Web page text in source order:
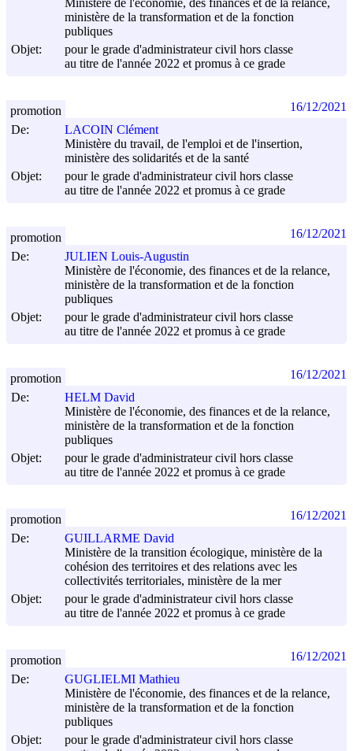
Ministère de l'économie, des finances et de la relance,
ministère de la transformation et de la fonction
publiques
Objet:
pour le grade d'administrateur civil hors classe
au titre de l'année 2022 et promus à ce grade
De:
LACOIN Clément
Ministère du travail, de l'emploi et de l'insertion,
ministère des solidarités et de la santé
Objet:
pour le grade d'administrateur civil hors classe
au titre de l'année 2022 et promus à ce grade
promotion 16/12/2021
De:
JULIEN Louis-Augustin
Ministère de l'économie, des finances et de la relance,
ministère de la transformation et de la fonction
publiques
Objet:
pour le grade d'administrateur civil hors classe
au titre de l'année 2022 et promus à ce grade
promotion 16/12/2021
De:
HELM David
Ministère de l'économie, des finances et de la relance,
ministère de la transformation et de la fonction
publiques
Objet:
pour le grade d'administrateur civil hors classe
au titre de l'année 2022 et promus à ce grade
promotion 16/12/2021
De:
GUILLARME David
Ministère de la transition écologique, ministère de la
cohésion des territoires et des relations avec les
collectivités territoriales, ministère de la mer
Objet:
pour le grade d'administrateur civil hors classe
au titre de l'année 2022 et promus à ce grade
promotion 16/12/2021
De:
GUGLIELMI Mathieu
Ministère de l'économie, des finances et de la relance,
ministère de la transformation et de la fonction
publiques
Objet:
pour le grade d'administrateur civil hors classe
promotion 16/12/2021